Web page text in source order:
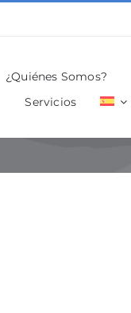
¿Quiénes Somos?
Servicios